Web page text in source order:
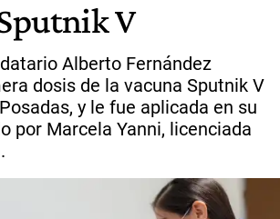
V
Alberto Fernández
dosis de la vacuna Sputnik V
y le fue aplicada en su
por Marcela Yanni, licenciada